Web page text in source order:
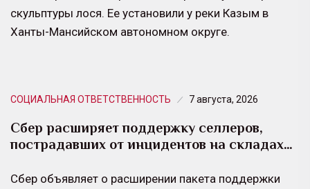
скульптуры лося. Ее установили у реки Казым в
Ханты-Мансийском автономном округе.
СОЦИАЛЬНАЯ ОТВЕТСТВЕННОСТЬ 7 августа, 2026
Сбер расширяет поддержку селлеров,
пострадавших от инцидентов на складах…
Сбер объявляет о расширении пакета поддержки